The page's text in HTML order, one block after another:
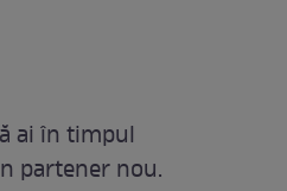
ai în timpul
partener nou.